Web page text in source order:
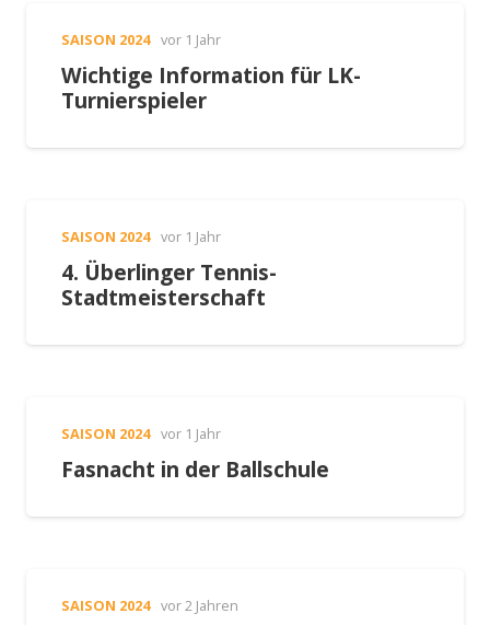
SAISON 2024 vor 1 Jahr
Wichtige Information für LK-
Turnierspieler
SAISON 2024 vor 1 Jahr
4. Überlinger Tennis-
Stadtmeisterschaft
SAISON 2024 vor 1 Jahr
Fasnacht in der Ballschule
SAISON 2024 vor 2 Jahren